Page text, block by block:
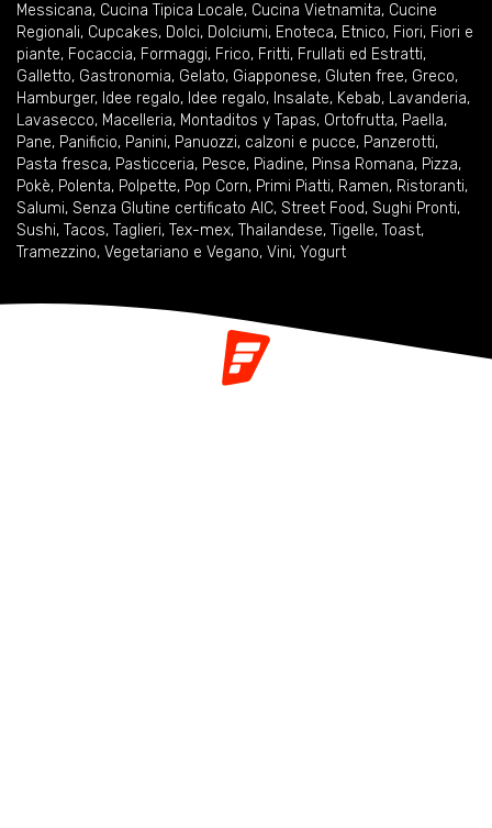
Messicana, Cucina Tipica Locale, Cucina Vietnamita, Cucine
Regionali, Cupcakes, Dolci, Dolciumi, Enoteca, Etnico, Fiori, Fiori e
piante, Focaccia, Formaggi, Frico, Fritti, Frullati ed Estratti,
Galletto, Gastronomia, Gelato, Giapponese, Gluten free, Greco,
Hamburger, Idee regalo, Idee regalo, Insalate, Kebab, Lavanderia,
Lavasecco, Macelleria, Montaditos y Tapas, Ortofrutta, Paella,
Pane, Panificio, Panini, Panuozzi, calzoni e pucce, Panzerotti,
Pasta fresca, Pasticceria, Pesce, Piadine, Pinsa Romana, Pizza,
Pokè, Polenta, Polpette, Pop Corn, Primi Piatti, Ramen, Ristoranti,
Salumi, Senza Glutine certificato AIC, Street Food, Sughi Pronti,
Sushi, Tacos, Taglieri, Tex-mex, Thailandese, Tigelle, Toast,
Tramezzino, Vegetariano e Vegano, Vini, Yogurt